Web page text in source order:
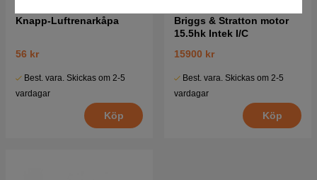
Knapp-Luftrenarkåpa
56 kr
Best. vara. Skickas om 2-5
vardagar
Köp
Briggs & Stratton motor
15.5hk Intek I/C
15900 kr
Best. vara. Skickas om 2-5
vardagar
Köp